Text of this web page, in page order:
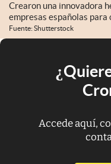
Crearon una innovadora
empresas españolas para
Fuente: Shutterstock
Accede aquí,